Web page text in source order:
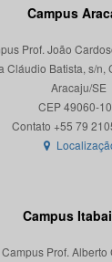
Campus
Prof. João
Cláudio Batista, s/n,
Aracaju/SE
CEP 49060-
Campus
Campus Prof. Alberto